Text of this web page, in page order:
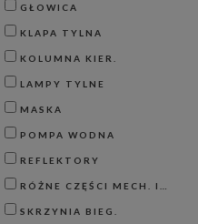
GŁOWICA
KLAPA TYLNA
KOLUMNA KIER.
LAMPY TYLNE
MASKA
POMPA WODNA
REFLEKTORY
RÓŻNE CZĘŚCI MECH. I BLACH.
SKRZYNIA BIEG.